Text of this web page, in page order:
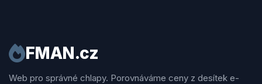
FMAN.cz
Web pro správné chlapy. Porovnáváme ceny z desítek e-